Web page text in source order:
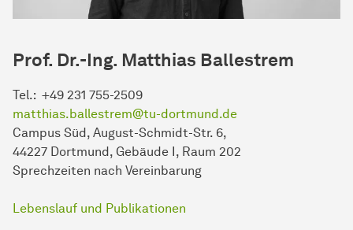
Prof. Dr.-Ing. Matthias Ballestrem
Tel.: +49 231 755-2509
matthias.ballestrem@tu-dortmund.de
Campus Süd, August-Schmidt-Str. 6,
44227 Dortmund, Gebäude I, Raum 202
Sprechzeiten nach Vereinbarung
Lebenslauf und Publikationen